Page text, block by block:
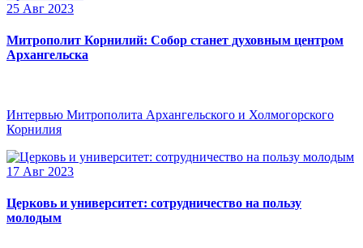
25 Авг 2023
Митрополит Корнилий: Собор станет духовным центром
Архангельска
Интервью Митрополита Архангельского и Холмогорского
Корнилия
17 Авг 2023
Церковь и университет: сотрудничество на пользу
молодым